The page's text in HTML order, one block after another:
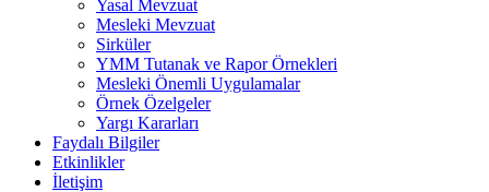
Yasal Mevzuat
Mesleki Mevzuat
Sirküler
YMM Tutanak ve Rapor Örnekleri
Mesleki Önemli Uygulamalar
Örnek Özelgeler
Yargı Kararları
Faydalı Bilgiler
Etkinlikler
İletişim